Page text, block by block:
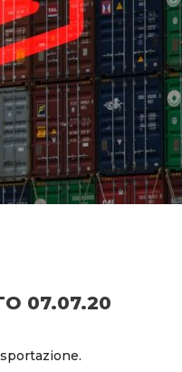
07.07.20